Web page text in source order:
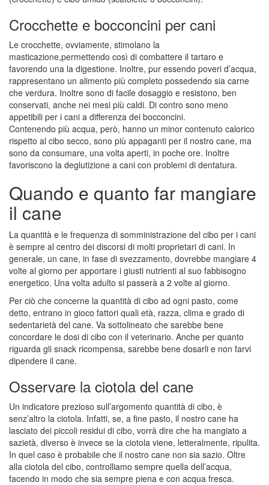
Crocchette e bocconcini per cani
Le crocchette, ovviamente, stimolano la
masticazione,permettendo così di combattere il tartaro e
favorendo una la digestione. Inoltre, pur essendo poveri d’acqua,
rappresentano un alimento più completo possedendo sia carne
che verdura. Inoltre sono di facile dosaggio e resistono, ben
conservati, anche nei mesi più caldi. Di contro sono meno
appetibili per i cani a differenza dei bocconcini.
Contenendo più acqua, però, hanno un minor contenuto calorico
rispetto al cibo secco, sono più appaganti per il nostro cane, ma
sono da consumare, una volta aperti, in poche ore. Inoltre
favoriscono la deglutizione a cani con problemi di dentatura.
Quando e quanto far mangiare
il cane
La quantità e le frequenza di somministrazione del cibo per i cani
è sempre al centro dei discorsi di molti proprietari di cani. In
generale, un cane, in fase di svezzamento, dovrebbe mangiare 4
volte al giorno per apportare i giusti nutrienti al suo fabbisogno
energetico. Una volta adulto si passerà a 2 volte al giorno.
Per ciò che concerne la quantità di cibo ad ogni pasto, come
detto, entrano in gioco fattori quali età, razza, clima e grado di
sedentarietà del cane. Va sottolineato che sarebbe bene
concordare le dosi di cibo con il veterinario. Anche per quanto
riguarda gli snack ricompensa, sarebbe bene dosarli e non farvi
dipendere il cane.
Osservare la ciotola del cane
Un indicatore prezioso sull’argomento quantità di cibo, è
senz’altro la ciotola. Infatti, se, a fine pasto, il nostro cane ha
lasciato dei piccoli residui di cibo, vorrà dire che ha mangiato a
sazietà, diverso è invece se la ciotola viene, letteralmente, ripulita.
In quel caso è probabile che il nostro cane non sia sazio. Oltre
alla ciotola del cibo, controlliamo sempre quella dell’acqua,
facendo in modo che sia sempre piena e con acqua fresca.